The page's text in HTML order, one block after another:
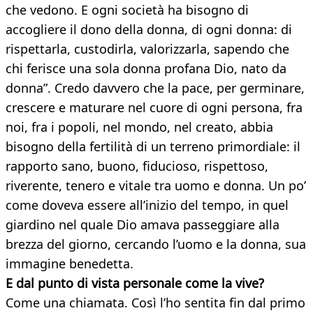
che vedono. E ogni società ha bisogno di
accogliere il dono della donna, di ogni donna: di
rispettarla, custodirla, valorizzarla, sapendo che
chi ferisce una sola donna profana Dio, nato da
donna”. Credo davvero che la pace, per germinare,
crescere e maturare nel cuore di ogni persona, fra
noi, fra i popoli, nel mondo, nel creato, abbia
bisogno della fertilità di un terreno primordiale: il
rapporto sano, buono, fiducioso, rispettoso,
riverente, tenero e vitale tra uomo e donna. Un po’
come doveva essere all’inizio del tempo, in quel
giardino nel quale Dio amava passeggiare alla
brezza del giorno, cercando l’uomo e la donna, sua
immagine benedetta.
E dal punto di vista personale come la vive?
Come una chiamata. Così l’ho sentita fin dal primo